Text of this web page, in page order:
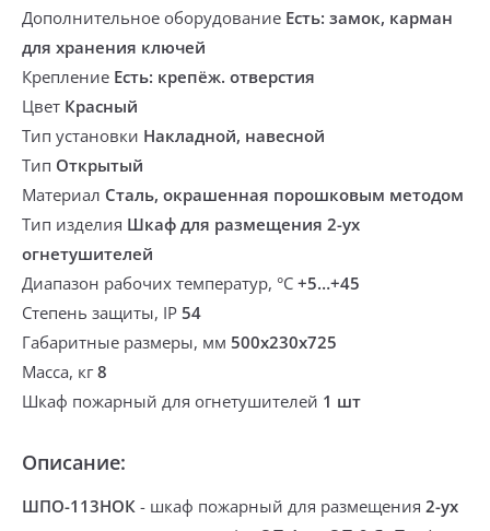
Дополнительное оборудование Есть: замок, карман
для хранения ключей
Крепление Есть: крепёж. отверстия
Цвет Красный
Тип установки Накладной, навесной
Тип Открытый
Материал Сталь, окрашенная порошковым методом
Тип изделия Шкаф для размещения 2-ух
огнетушителей
Диапазон рабочих температур, °С +5…+45
Степень защиты, IP 54
Габаритные размеры, мм 500х230х725
Масса, кг8
Шкаф пожарный для огнетушителей 1 шт
Описание:
ШПО-113НОК - шкаф пожарный для размещения 2-ух